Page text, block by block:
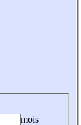
mois